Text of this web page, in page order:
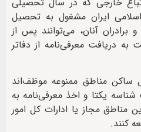
ایران مشغول به تحصیل
برادران آنان، می‌توانند پس از
به دریافت معرفی‌نامه از دفاتر
ساکن مناطق ممنوعه موظف‌اند
شناسه یکتا و اخذ معرفی‌نامه به
مناطق مجاز یا ادارات کل امور
کنند.